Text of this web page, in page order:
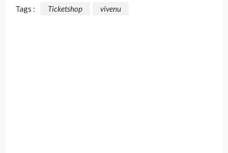
Tags : Ticketshop vivenu